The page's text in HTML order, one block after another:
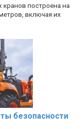
построена на
включая их
безопасности